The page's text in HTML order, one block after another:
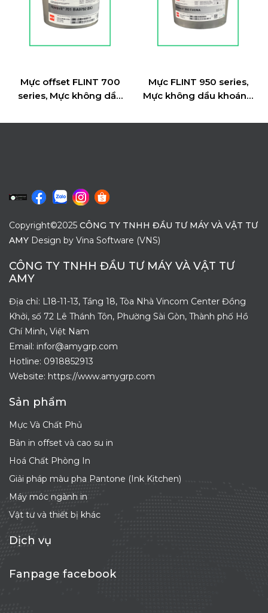
FLINT 700
Mực không dầu
Mực FLINT 950 series,
Mực không dầu khoáng
Phủ
Copyright©2025 CÔNG TY TNHH ĐẦU TƯ MÁY VÀ VẬT TƯ
AMY Design by Vina Software (VNS)
CÔNG TY TNHH ĐẦU TƯ MÁY VÀ VẬT TƯ
AMY
Địa chỉ: L18-11-13, Tầng 18, Tòa Nhà Vincom Center Đồng
Khởi, số 72 Lê Thánh Tôn, Phường Sài Gòn, Thành phố Hồ
Chí Minh, Việt Nam
Email: infor@amygrp.com
Hotline: 0918852913
Website: https://www.amygrp.com
Sản phẩm
Mực Và Chất Phủ
Bản in offset và cao su in
Hoá Chất Phòng In
Giải pháp màu pha Pantone (Ink Kitchen)
Máy móc ngành in
Vật tư và thiết bị khác
Dịch vụ
Fanpage facebook